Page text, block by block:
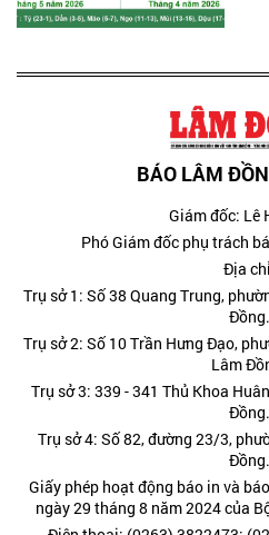
BÁO LÂM
Giám đốc: Lê
Phó Giám đốc phụ trách
Địa
Trụ sở 1: Số 38 Quang Trung,
Đồng.
Trụ sở 2: Số 10 Trần Hưng Đạo,
Lâm
Trụ sở 3: 339 - 341 Thủ Khoa
Đồng.
Trụ sở 4: Số 82, đường 23/3,
Đồng.
Giấy phép hoạt động báo in và
ngày 29 tháng 8 năm 2024 của